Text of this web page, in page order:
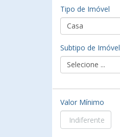
Tipo de Imóvel
Casa
Subtipo de Imóvel
Selecione ...
Valor Mínimo